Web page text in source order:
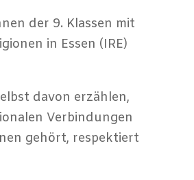
der 9. Klassen mit
in Essen (IRE)
davon erzählen,
Verbindungen
gehört, respektiert